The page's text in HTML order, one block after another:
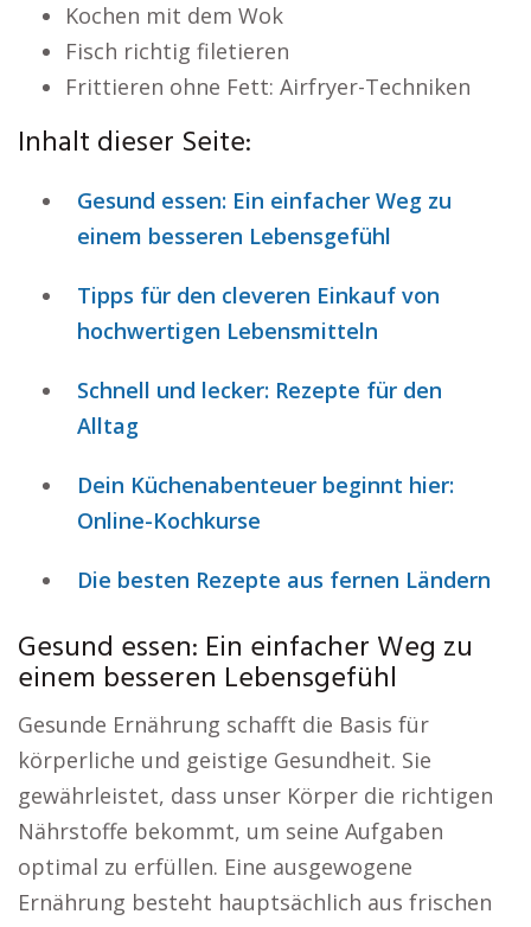
Kochen mit dem Wok
Fisch richtig filetieren
Frittieren ohne Fett: Airfryer-Techniken
Inhalt dieser Seite:
Gesund essen: Ein einfacher Weg zu
einem besseren Lebensgefühl
Tipps für den cleveren Einkauf von
hochwertigen Lebensmitteln
Schnell und lecker: Rezepte für den
Alltag
Dein Küchenabenteuer beginnt hier:
Online-Kochkurse
Die besten Rezepte aus fernen Ländern
Gesund essen: Ein einfacher Weg zu
einem besseren Lebensgefühl
Gesunde Ernährung schafft die Basis für
körperliche und geistige Gesundheit. Sie
gewährleistet, dass unser Körper die richtigen
Nährstoffe bekommt, um seine Aufgaben
optimal zu erfüllen. Eine ausgewogene
Ernährung besteht hauptsächlich aus frischen